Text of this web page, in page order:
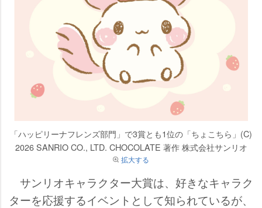
「ハッピリーナフレンズ部門」で3賞とも1位の「ちょこちら」(C)
2026 SANRIO CO., LTD. CHOCOLATE 著作 株式会社サンリオ
拡大する
サンリオキャラクター大賞は、好きなキャラク
ターを応援するイベントとして知られているが、